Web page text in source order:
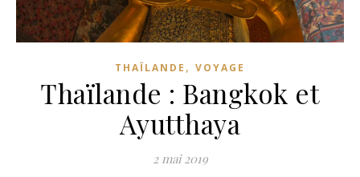
THAÏLANDE , VOYAGE
Thaïlande : Bangkok et
Ayutthaya
2 mai 2019